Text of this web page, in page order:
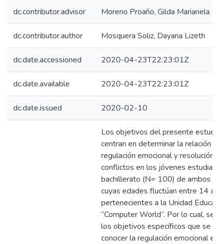
dc.contributor.advisor Moreno Proaño, Gilda Marianela
dc.contributor.author Mosquera Soliz, Dayana Lizeth
dc.date.accessioned 2020-04-23T22:23:01Z
dc.date.available 2020-04-23T22:23:01Z
dc.date.issued 2020-02-10
Los objetivos del presente
centran en determinar la relación
regulación emocional y resolución
conflictos en los jóvenes
bachillerato (N= 100) de ambos
cuyas edades fluctúan entre 14 a
pertenecientes a la Unidad
“Computer World”. Por lo cual, se
los objetivos específicos que se
conocer la regulación emocional e